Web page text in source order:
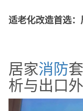
适老化改造首选
居家消防
析与出口